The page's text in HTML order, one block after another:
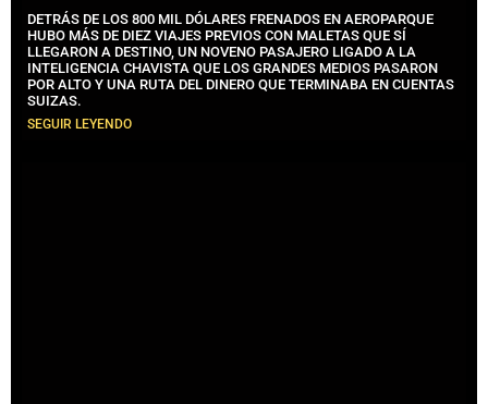
DETRÁS DE LOS 800 MIL DÓLARES FRENADOS EN AEROPARQUE
HUBO MÁS DE DIEZ VIAJES PREVIOS CON MALETAS QUE SÍ
LLEGARON A DESTINO, UN NOVENO PASAJERO LIGADO A LA
INTELIGENCIA CHAVISTA QUE LOS GRANDES MEDIOS PASARON
POR ALTO Y UNA RUTA DEL DINERO QUE TERMINABA EN CUENTAS
SUIZAS.
SEGUIR LEYENDO